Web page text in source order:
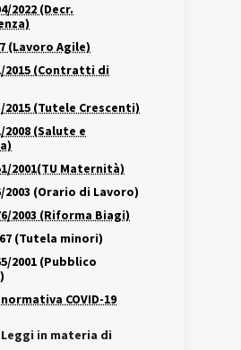
2022 (Decr.
(Lavoro Agile)
2015 (Contratti di
2015 (Tutele Crescenti)
2008 (Salute e
2001(TU Maternità)
2003 (Orario di Lavoro)
2003 (Riforma Biagi)
(Tutela minori)
2001 (Pubblico
COVID-19
in materia di